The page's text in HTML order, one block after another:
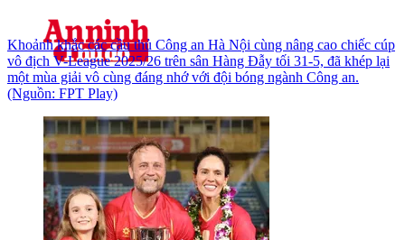
Khoảnh khắc các cầu thủ Công an Hà Nội cùng nâng cao chiếc cúp
vô địch V-League 2025/26 trên sân Hàng Đẫy tối 31-5, đã khép lại
một mùa giải vô cùng đáng nhớ với đội bóng ngành Công an.
(Nguồn: FPT Play)